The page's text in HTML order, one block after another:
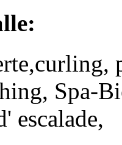
Spa-
escalade,